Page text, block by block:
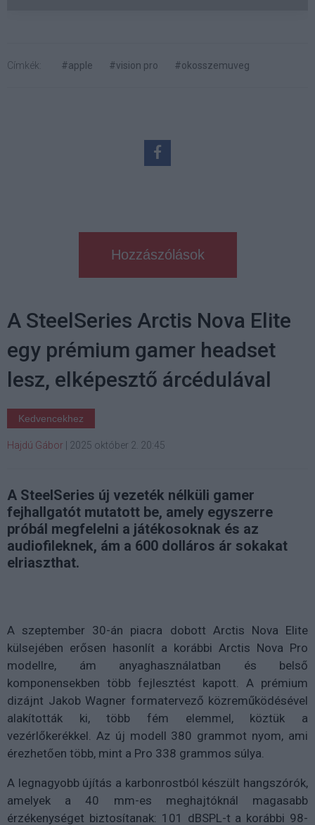
Címkék: #apple #vision pro #okosszemuveg
Hozzászólások
A SteelSeries Arctis Nova Elite
egy prémium gamer headset
lesz, elképesztő árcédulával
Kedvencekhez
Hajdú Gábor 2025 október 2. 20:45
A SteelSeries új vezeték nélküli gamer
fejhallgatót mutatott be, amely egyszerre
próbál megfelelni a játékosoknak és az
audiofileknek, ám a 600 dolláros ár sokakat
elriaszthat.
A szeptember 30-án piacra dobott Arctis Nova Elite
külsejében erősen hasonlít a korábbi Arctis Nova Pro
modellre, ám anyaghasználatban és belső
komponensekben több fejlesztést kapott. A prémium
dizájnt Jakob Wagner formatervező közreműködésével
alakították ki, több fém elemmel, köztük a
vezérlőkerékkel. Az új modell 380 grammot nyom, ami
érezhetően több, mint a Pro 338 grammos súlya.
A legnagyobb újítás a karbonrostból készült hangszórók,
amelyek a 40 mm-es meghajtóknál magasabb
érzékenységet biztosítanak: 101 dBSPL-t a korábbi 98-